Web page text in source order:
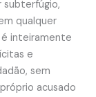
subterfúgio,
qualquer
inteiramente
e
sem
acusado